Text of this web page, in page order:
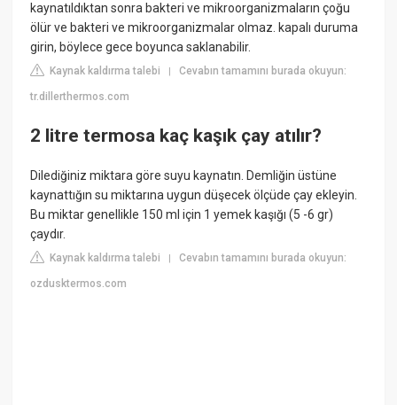
kaynatıldıktan sonra bakteri ve mikroorganizmaların çoğu
ölür ve bakteri ve mikroorganizmalar olmaz. kapalı duruma
girin, böylece gece boyunca saklanabilir.
Kaynak kaldırma talebi |Cevabın tamamını burada okuyun:
tr.dillerthermos.com
2 litre termosa kaç kaşık çay atılır?
Dilediğiniz miktara göre suyu kaynatın. Demliğin üstüne
kaynattığın su miktarına uygun düşecek ölçüde çay ekleyin.
Bu miktar genellikle 150 ml için 1 yemek kaşığı (5 -6 gr)
çaydır.
Kaynak kaldırma talebi |Cevabın tamamını burada okuyun:
ozdusktermos.com